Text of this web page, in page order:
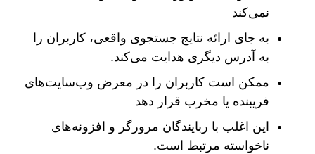
نمی‌کند
به جای ارائه نتایج جستجوی واقعی، کاربران را
به آدرس دیگری هدایت می‌کند.
ممکن است کاربران را در معرض وب‌سایت‌های
فریبنده یا مخرب قرار دهد
این اغلب با ربایندگان مرورگر و افزونه‌های
ناخواسته مرتبط است.